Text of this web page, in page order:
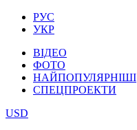
РУС
УКР
ВІДЕО
ФОТО
НАЙПОПУЛЯРНІШІ
СПЕЦПРОЕКТИ
USD